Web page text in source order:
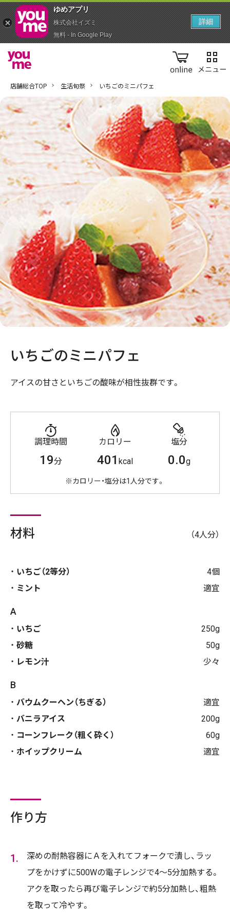
online
店舗総合TOP 生活旬祭 いちごのミニパフェ
いちごのミニパフェ
アイスの甘さといちごの酸味が相性抜群です。
調理時間
19分
カロリー
401 kcal
塩分
0.0g
※カロリー・塩分は1人分です。
材料 （4人分）
いちご（2等分）
4個
ミント
適宜
A
いちご
250g
砂糖
50g
レモン汁
少々
B
バウムクーヘン（ちぎる）
適宜
バニラアイス
200g
コーンフレーク（粗く砕く）
60g
ホイップクリーム
適宜
作り方
深めの耐熱容器にＡを入れてフォークで潰し、ラッ
プをかけずに500Wの電子レンジで4～5分加熱する。
アクを取ったら再び電子レンジで約5分加熱し、粗熱
を取って冷やす。
ゆめアプ‪リ‬
株式会社イズミ
無料 - In Google Play
詳細